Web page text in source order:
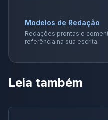
Modelos de Redação
Redações prontas e
referência na sua escrita.
Leia também